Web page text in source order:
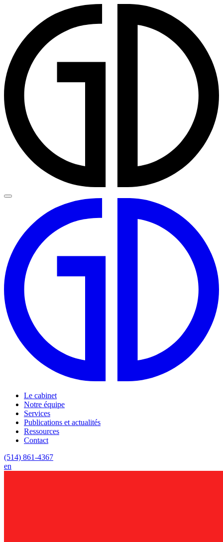
Le cabinet
Notre équipe
Services
Publications et actualités
Ressources
Contact
(514) 861-4367
en